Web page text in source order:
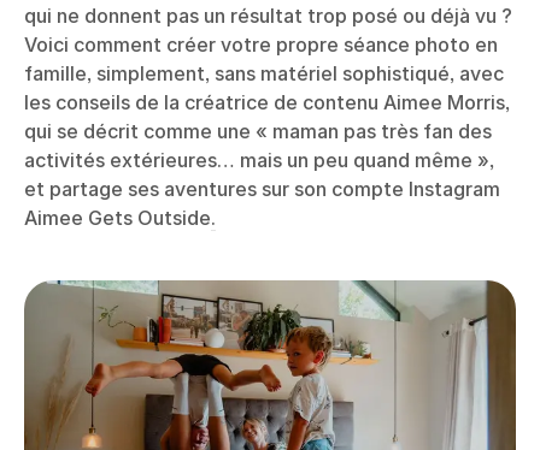
qui ne donnent pas un résultat trop posé ou déjà vu ?
Voici comment créer votre propre séance photo en
famille, simplement, sans matériel sophistiqué, avec
les conseils de la créatrice de contenu Aimee Morris,
qui se décrit comme une « maman pas très fan des
activités extérieures… mais un peu quand même »,
et partage ses aventures sur son compte Instagram
Aimee Gets Outside.